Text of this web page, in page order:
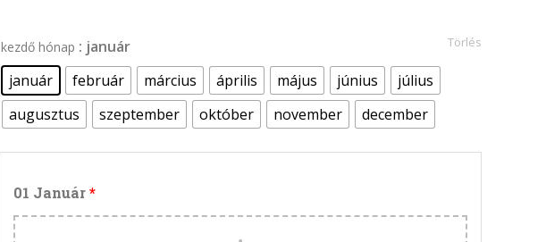
kezdő hónap : január
január
február március április május június
július
augusztus
szeptember október november december
Törlés
01 Január